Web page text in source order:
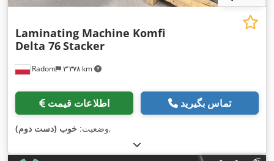
Radom ۳٬۳۷۸ km
Laminating Machine Komfi
Delta 76Stacker
اطلاعات قیمت تماس بگیرید
وضعیت: خوب (دست دوم) ,